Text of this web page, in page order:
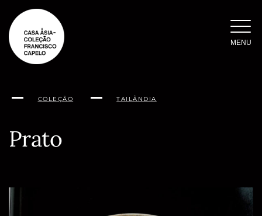
para
conteúdo
MENU
COLEÇÃO TAILÂNDIA
Prato